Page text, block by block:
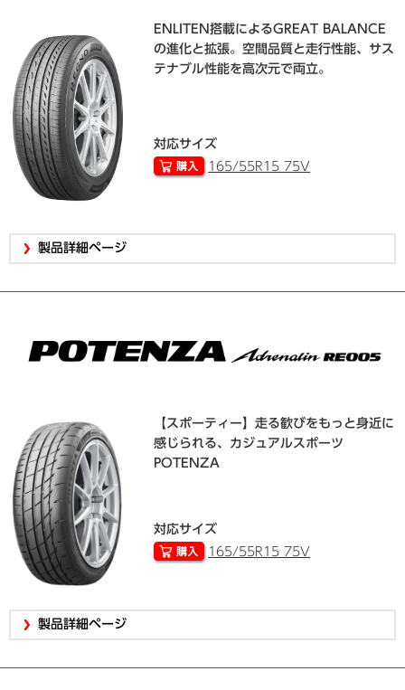
ENLITEN搭載によるGREAT BALANCE
の進化と拡張。空間品質と走行性能、サス
テナブル性能を高次元で両立。
対応サイズ
165/55R15 75V
製品詳細ページ
【スポーティー】走る歓びをもっと身近に
感じられる、カジュアルスポーツ
POTENZA
対応サイズ
165/55R15 75V
製品詳細ページ